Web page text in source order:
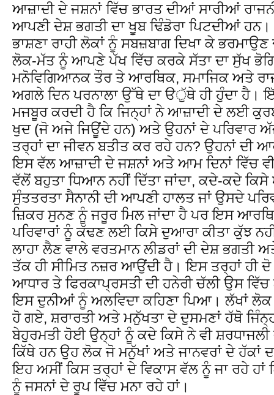
ਆਜ਼ਾਦੀ ਦੇ ਜਸ਼ਨਾਂ ਵਿੱਚ ਭਾਰਤ ਦੀਆਂ ਸਾਰੀਆਂ
ਆਪਣੀ ਦੇਸ਼ ਭਗਤੀ ਦਾ ਖੁੂਬ ਢਿੰਡੋਰਾ ਪਿਟਦੀਆਂ
ਭਾਸ਼ਣਾ ਰਾਹੀ ਲੋਕਾਂ ਨੂੰ ਸਬਜ਼ਬਾਗ ਦਿਖਾ ਕੇ ਭਰਮਾਉਣ
ਲੋਕ-ਮੱਤ ਨੂੰ ਆਪਣੇ ਪੱਖ ਵਿੱਚ ਕਰਕੇ ਸੱਤਾ ਦਾ ਸੁੱਖ
ਮਨੋਵਿਗਿਆਨਕ ਤੌਰ ਤੇ ਆਰਥਿਕ, ਸਮਾਜਿਕ ਅਤੇ
ਅਗਲੇ ਦਿਨ ਪਰਨਾਲਾ ਉੱਥੇ ਦਾ ੳੁੱਥੇ ਹੀ ਹੁੰਦਾ
ਮਜਬੂਰ ਕਰਦੀ ਹੈ ਕਿ ਜਿਨ੍ਹਾਂ ਨੇ ਆਜ਼ਾਦੀ ਦੇ ਲਈ
ਖੁਦ (ਜੋ ਅਜੇ ਜਿਊਂਦੇ ਹਨ) ਅਤੇ ਉਹਨਾਂ ਦੇ ਪਰਿਵਾਰ
ਤਰ੍ਹਾਂ ਦਾ ਜੀਵਨ ਬਤੀਤ ਕਰ ਰਹੇ ਹਨ? ਉਹਨਾਂ ਦੀ
ਇਸ ਵੱਲ ਆਜ਼ਾਦੀ ਦੇ ਜਸ਼ਨਾਂ ਅਤੇ ਆਮ ਦਿਨਾਂ ਵਿੱਚ
ਵੱਲੋਂ ਬਹੁਤਾ ਧਿਆਨ ਨਹੀਂ ਦਿੱਤਾ ਜਾਂਦਾ, ਕਦੇ-ਕਦੇ ਕਿਸੇ
ਸੁੰਤਤਰਤਾ ਸੈਨਾਨੀ ਦੀ ਆਪਣੀ ਹਾਲਤ ਜਾਂ ਉਸਦੇ
ਜ਼ਿਕਰ ਸੁਨਣ ਨੂੰ ਜਰੂਰ ਮਿਲ ਜਾਂਦਾ ਹੈ ਪਰ ਇਸ
ਪਰਿਵਾਰਾਂ ਨੂੰ ਕੱਢਣ ਲਈ ਕਿਸੇ ਦੁਆਰਾ ਕੀਤਾ ਕੁੱਝ
ਲਾਹਾ ਲੈਣ ਵਾਲੇ ਵਰਤਮਾਨ ਲੀਡਰਾਂ ਦੀ ਦੇਸ਼ ਭਗਤੀ
ਤੱਕ ਹੀ ਸੀਮਿਤ ਨਜ਼ਰ ਆਉਂਦੀ ਹੈ। ਇਸ ਤਰ੍ਹਾਂ ਹੀ ਦੋ
ਆਧਾਰ ਤੇ ਫਿਰਕਾਪ੍ਰਸਤੀ ਦੀ ਹਨੇਰੀ ਚੱਲੀ ਉਸ
ਇਸ ਦੁਨੀਆਂ ਨੂੰ ਅਲਵਿਦਾ ਕਹਿਣਾ ਪਿਆ। ਲੱਖਾਂ ਲੋਕ
ਹੋ ਗਏ, ਸ਼ਰਾਰਤੀ ਅਤੇ ਮਨੁੱਖਤਾ ਦੇ ਦੁਸਮਣਾਂ ਹੱਥੋ
ਬੇਹੁਰਮਤੀ ਹੋਈ ਉਨ੍ਹਾਂ ਨੂੰ ਕਦੇ ਕਿਸੇ ਨੇ ਵੀ
ਕਿੱਥੇ ਹਨ ਉਹ ਲੋਕ ਜੋ ਮਨੁੱਖਾਂ ਅਤੇ ਜਾਨਵਰਾਂ ਦੇ ਹੱਕਾਂ
ਇਹ ਅਸੀਂ ਕਿਸ ਤਰ੍ਹਾਂ ਦੇ ਵਿਕਾਸ ਵੱਲ ਨੂੰ ਜਾ ਰਹੇ ਹਾਂ
ਨੂੰ ਜਸਨਾਂ ਦੇ ਰੂਪ ਵਿੱਚ ਮਨਾ ਰਹੇ ਹਾਂ।